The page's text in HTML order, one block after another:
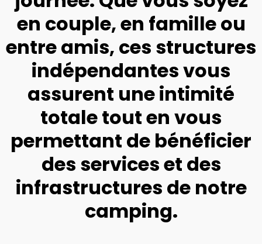
en couple, en famille ou
entre amis, ces structures
indépendantes vous
assurent une intimité
totale tout en vous
permettant de bénéficier
des services et des
infrastructures de notre
camping.